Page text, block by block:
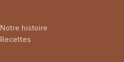
Notre histoire
Recettes